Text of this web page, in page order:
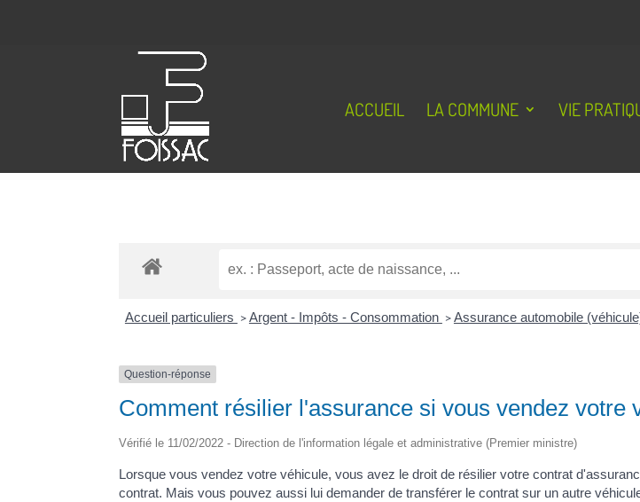
ACCUEIL LA COMMUNE VIE
Accueil particuliers >Argent - Impôts - Consommation >Assurance automobile
Question-réponse
Comment résilier l'assurance si vous vendez votre
Vérifié le 11/02/2022 - Direction de l'information légale et administrative (Premier ministre)
Lorsque vous vendez votre véhicule, vous avez le droit de résilier votre contrat
contrat. Mais vous pouvez aussi lui demander de transférer le contrat sur un autre